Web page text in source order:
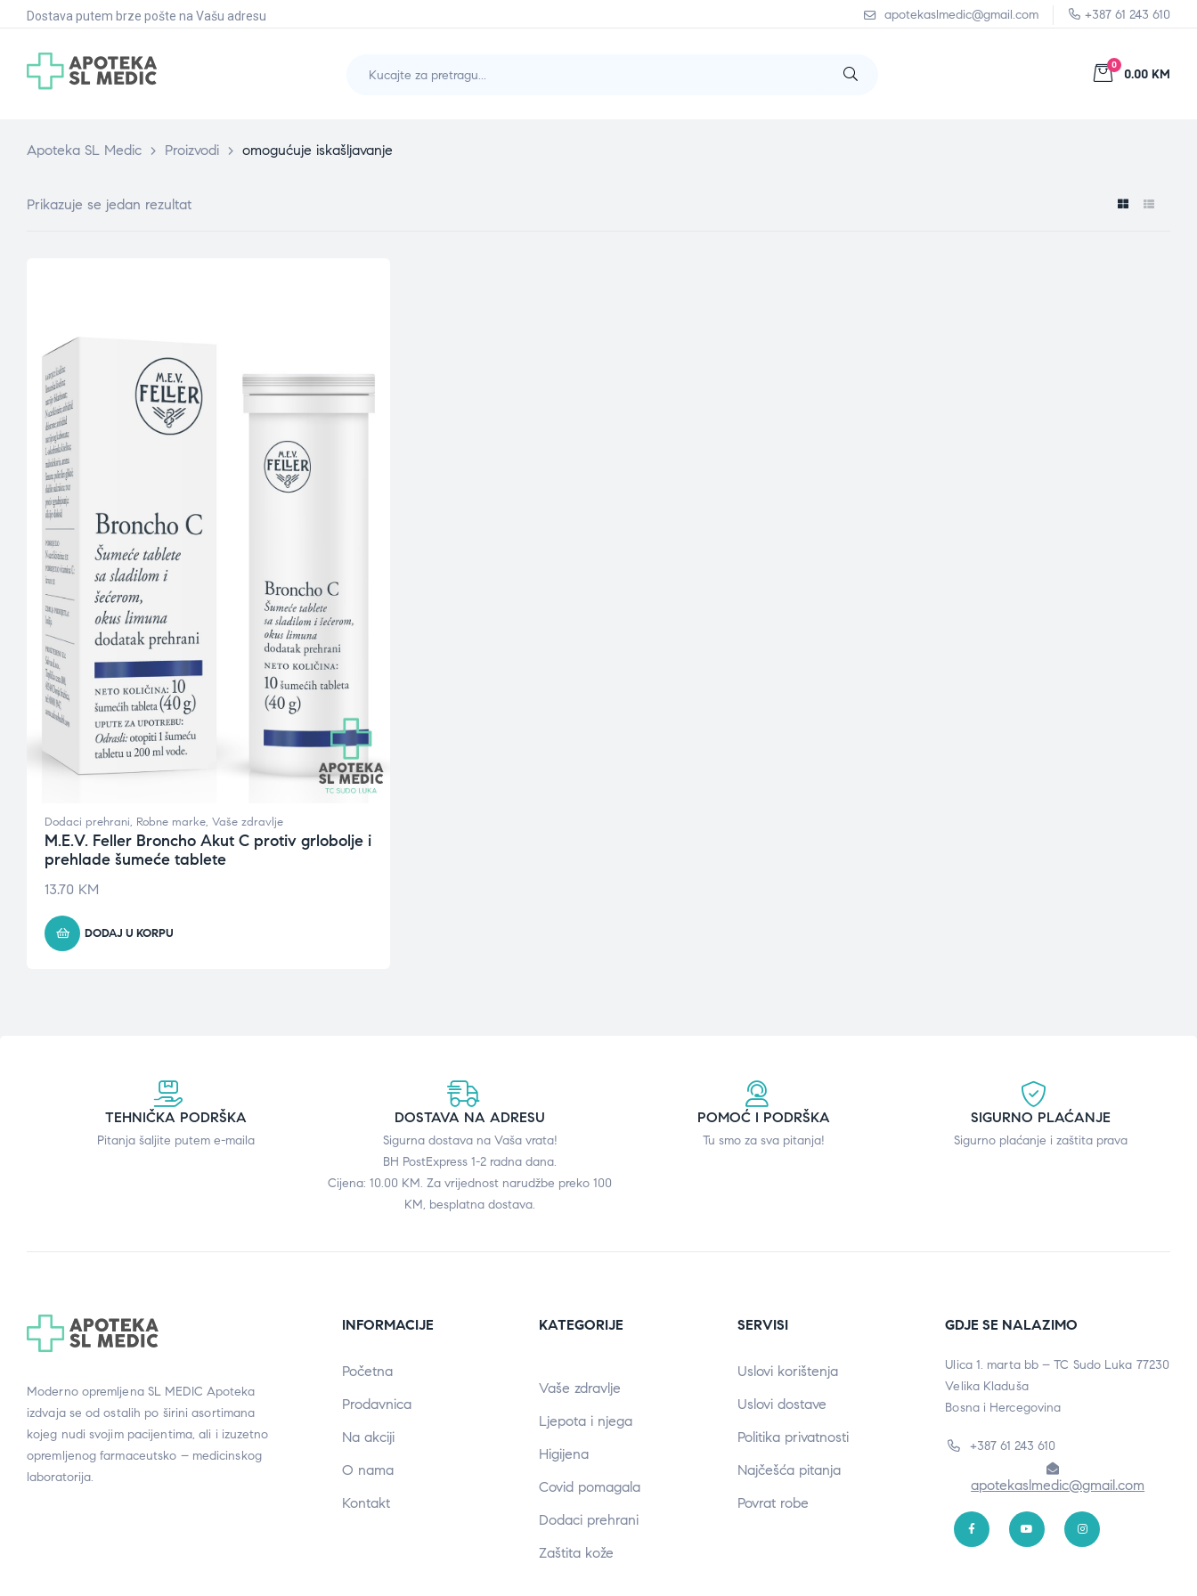
Dostava putem brze pošte na Vašu adresu apotekaslmedic@gmail.com +387 61 243 610
0
0.00 KM
Apoteka SL Medic > Proizvodi > omogućuje iskašljavanje
Prikazuje se jedan rezultat
Dodaci prehrani, Robne marke, Vaše zdravlje
M.E.V. Feller Broncho Akut C protiv grlobolje i
prehlade šumeće tablete
13.70 KM
DODAJ U KORPU
TEHNIČKA PODRŠKA
Pitanja šaljite putem e-maila
DOSTAVA NA ADRESU
Sigurna dostava na Vaša vrata!
BH PostExpress 1-2 radna dana.
Cijena: 10.00 KM. Za vrijednost narudžbe preko 100
KM, besplatna dostava.
POMOĆ I PODRŠKA
Tu smo za sva pitanja!
SIGURNO PLAĆANJE
Sigurno plaćanje i zaštita prava
Moderno opremljena SL MEDIC Apoteka
izdvaja se od ostalih po širini asortimana
kojeg nudi svojim pacijentima, ali i izuzetno
opremljenog farmaceutsko – medicinskog
laboratorija.
INFORMACIJE
Početna
Prodavnica
Na akciji
O nama
Kontakt
KATEGORIJE
Vaše zdravlje
Ljepota i njega
Higijena
Covid pomagala
Dodaci prehrani
Zaštita kože
SERVISI
Uslovi korištenja
Uslovi dostave
Politika privatnosti
Najčešća pitanja
Povrat robe
GDJE SE NALAZIMO
Ulica 1. marta bb – TC Sudo Luka 77230
Velika Kladuša
Bosna i Hercegovina
+387 61 243 610
apotekaslmedic@gmail.com